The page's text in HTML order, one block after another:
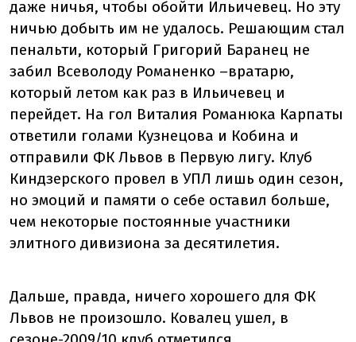
даже ничья, чтобы обойти Ильичевец. Но эту
ничью добыть им не удалось. Решающим стал
пенальти, который Григорий Баранец не
забил Всеволоду Романенко –вратарю,
который летом как раз в Ильичевец и
перейдет. На гол Виталия Романюка Карпаты
ответили голами Кузнецова и Кобина и
отправили ФК Львов в Первую лигу. Клуб
Киндзерского провел в УПЛ лишь один сезон,
но эмоций и памяти о себе оставил больше,
чем некоторые постоянные участники
элитного дивизиона за десятилетия.
Дальше, правда, ничего хорошего для ФК
Львов не произошло. Ковалец ушел, в